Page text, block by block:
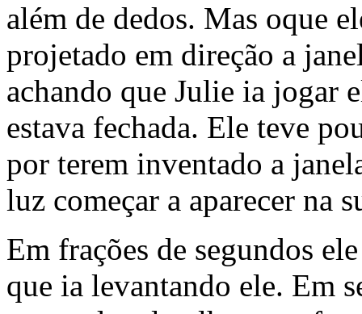
além de dedos. Mas oque
projetado em direção a
achando que Julie ia jogar
estava fechada. Ele teve
por terem inventado a
luz começar a aparecer na
Em frações de segundos
que ia levantando ele. Em